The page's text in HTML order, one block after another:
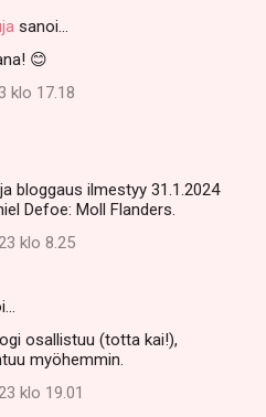
sanoi…
😊
klo 17.18
bloggaus ilmestyy 31.1.2024
Defoe: Moll Flanders.
klo 8.25
osallistuu (totta kai!),
myöhemmin.
klo 19.01